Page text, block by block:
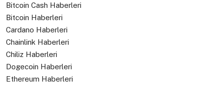
Bitcoin Cash Haberleri
Bitcoin Haberleri
Cardano Haberleri
Chainlink Haberleri
Chiliz Haberleri
Dogecoin Haberleri
Ethereum Haberleri